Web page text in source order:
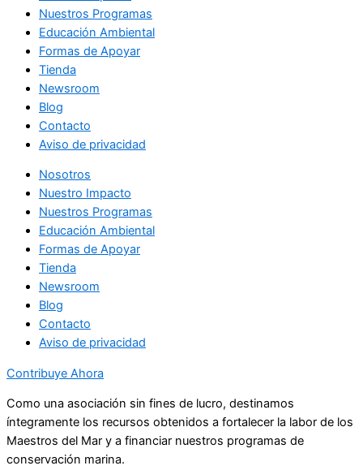
Nuestros Programas
Educación Ambiental
Formas de Apoyar
Tienda
Newsroom
Blog
Contacto
Aviso de privacidad
Nosotros
Nuestro Impacto
Nuestros Programas
Educación Ambiental
Formas de Apoyar
Tienda
Newsroom
Blog
Contacto
Aviso de privacidad
Contribuye Ahora
Como una asociación sin fines de lucro, destinamos
íntegramente los recursos obtenidos a fortalecer la labor de los
Maestros del Mar y a financiar nuestros programas de
conservación marina.